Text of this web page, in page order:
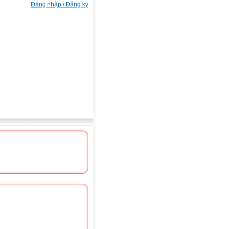
Đăng nhập / Đăng ký